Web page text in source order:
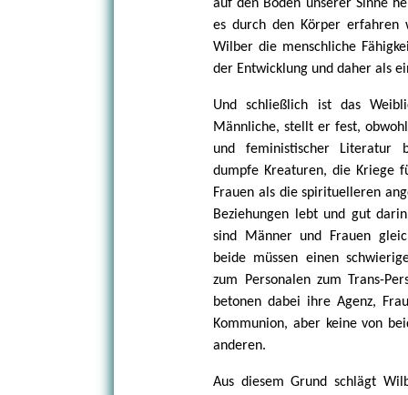
auf den Boden unserer Sinne
es durch den Körper erfahren
Wilber die menschliche
der Entwicklung und daher als
Und schließlich ist das
Männliche, stellt er fest,
und feministischer Literatur
dumpfe Kreaturen, die Kriege
Frauen als die spirituelleren
Beziehungen lebt und gut
sind Männer und Frauen
beide müssen einen
zum Personalen zum Trans-
betonen dabei ihre Agenz,
Kommunion, aber keine von
anderen.
Aus diesem Grund schlägt